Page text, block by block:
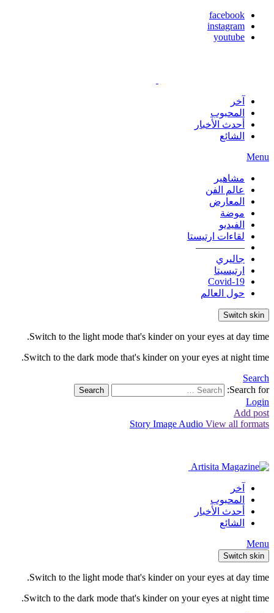
facebook
instagram
youtube
آخر
المحبوب
أحدث الأخبار
الشائع
Menu
مشاهير
عالم الفن
المعارض
موضة
الفيديو
لقاءات ارتيستا
—————
جاليري
ارتيسيتا
Covid-19
حول العالم
Switch skin
Switch to the light mode that's kinder on your eyes at day time.
Switch to the dark mode that's kinder on your eyes at night time.
Search
Search for:
Search
Login
Add post
Story Image Audio View all formats
آخر
المحبوب
أحدث الأخبار
الشائع
Menu
Switch skin
Switch to the light mode that's kinder on your eyes at day time.
Switch to the dark mode that's kinder on your eyes at night time.